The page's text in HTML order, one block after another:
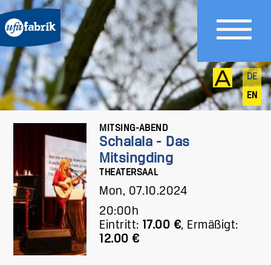
DE
EN
MITSING-ABEND
Schalala - Das
Mitsingding
THEATERSAAL
Mon, 07.10.2024
20:00h
Eintritt: 17.00 €, Ermäßigt:
12.00 €